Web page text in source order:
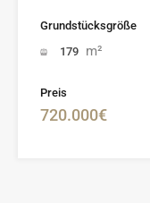
Grundstücksgröße
179 m²
Preis
720.000€